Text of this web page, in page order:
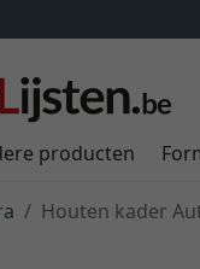
producten
Houten kader